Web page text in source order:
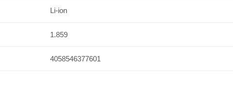
Li-ion
1.859
4058546377601